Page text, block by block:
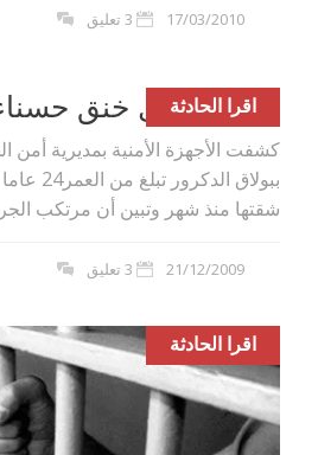
17/03/2010 3 تعليق
اقرا الحادثة
حداد كريتال خنق
كشفت الأجهزة الأمنية بمديرية
ببولاق
شقتها منذ شهر وتبين أن مرتكب
21/12/2009 3 تعليق
اقرا الحادثة